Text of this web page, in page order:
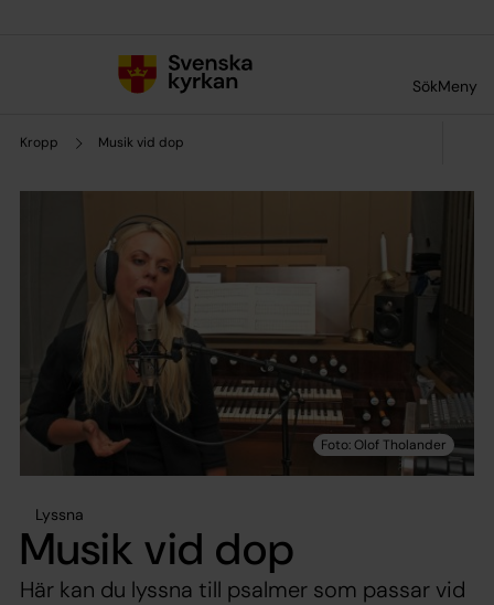
SökMeny
Kropp Musik vid dop
Lyssna
Musik vid dop
Här kan du lyssna till psalmer som passar vid